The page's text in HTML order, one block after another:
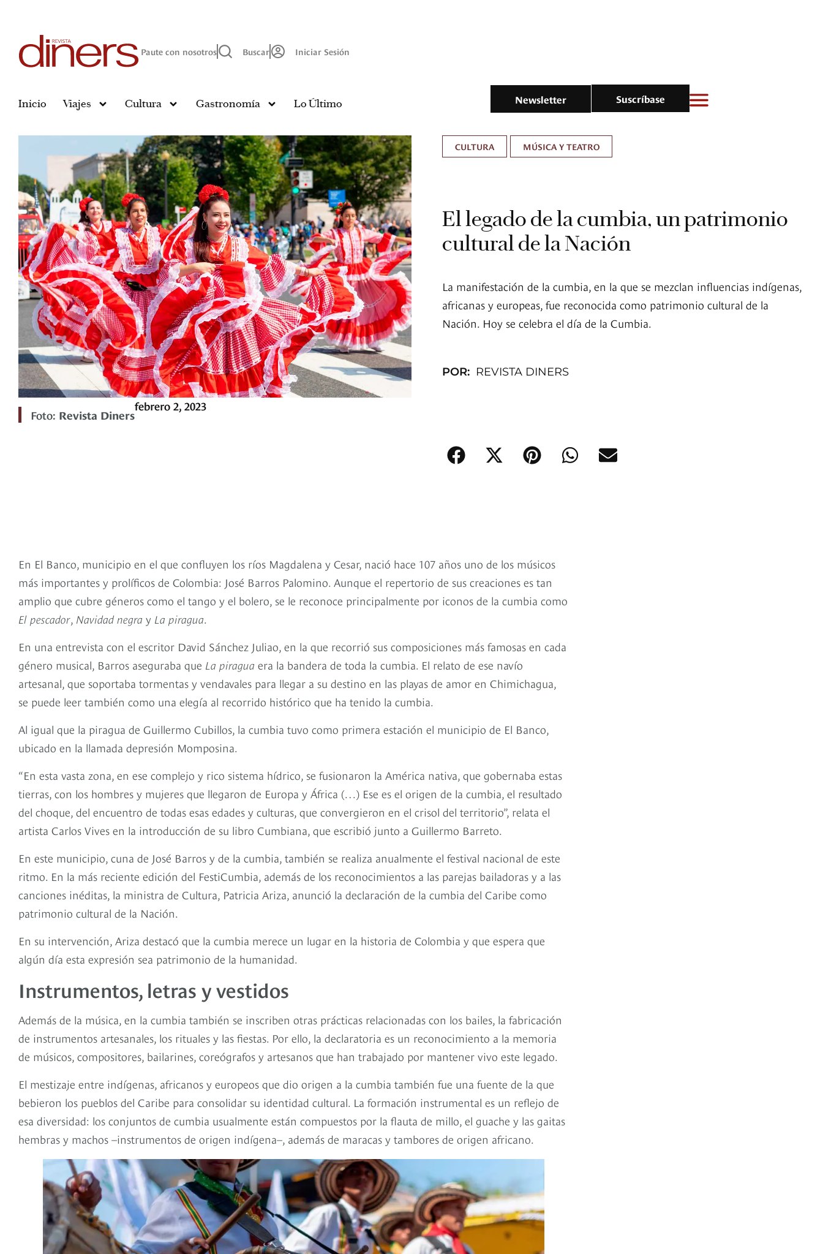
Paute con nosotros Buscar Iniciar Sesión
Inicio Viajes Cultura Gastronomía Lo Último Newsletter Suscríbase
Foto: Revista Diners
febrero 2, 2023
CULTURA MÚSICA Y TEATRO
El legado de la cumbia, un patrimonio
cultural de la Nación
La manifestación de la cumbia, en la que se mezclan influencias indígenas,
africanas y europeas, fue reconocida como patrimonio cultural de la
Nación. Hoy se celebra el día de la Cumbia.
POR: REVISTA DINERS
En El Banco, municipio en el que confluyen los ríos Magdalena y Cesar, nació hace 107 años uno de los músicos
más importantes y prolíficos de Colombia: José Barros Palomino. Aunque el repertorio de sus creaciones es tan
amplio que cubre géneros como el tango y el bolero, se le reconoce principalmente por iconos de la cumbia como
El pescador, Navidad negra y La piragua.
En una entrevista con el escritor David Sánchez Juliao, en la que recorrió sus composiciones más famosas en cada
género musical, Barros aseguraba que La piragua era la bandera de toda la cumbia. El relato de ese navío
artesanal, que soportaba tormentas y vendavales para llegar a su destino en las playas de amor en Chimichagua,
se puede leer también como una elegía al recorrido histórico que ha tenido la cumbia.
Al igual que la piragua de Guillermo Cubillos, la cumbia tuvo como primera estación el municipio de El Banco,
ubicado en la llamada depresión Momposina.
“En esta vasta zona, en ese complejo y rico sistema hídrico, se fusionaron la América nativa, que gobernaba estas
tierras, con los hombres y mujeres que llegaron de Europa y África (…) Ese es el origen de la cumbia, el resultado
del choque, del encuentro de todas esas edades y culturas, que convergieron en el crisol del territorio”, relata el
artista Carlos Vives en la introducción de su libro Cumbiana, que escribió junto a Guillermo Barreto.
En este municipio, cuna de José Barros y de la cumbia, también se realiza anualmente el festival nacional de este
ritmo. En la más reciente edición del FestiCumbia, además de los reconocimientos a las parejas bailadoras y a las
canciones inéditas, la ministra de Cultura, Patricia Ariza, anunció la declaración de la cumbia del Caribe como
patrimonio cultural de la Nación.
En su intervención, Ariza destacó que la cumbia merece un lugar en la historia de Colombia y que espera que
algún día esta expresión sea patrimonio de la humanidad.
Instrumentos, letras y vestidos
Además de la música, en la cumbia también se inscriben otras prácticas relacionadas con los bailes, la fabricación
de instrumentos artesanales, los rituales y las fiestas. Por ello, la declaratoria es un reconocimiento a la memoria
de músicos, compositores, bailarines, coreógrafos y artesanos que han trabajado por mantener vivo este legado.
El mestizaje entre indígenas, africanos y europeos que dio origen a la cumbia también fue una fuente de la que
bebieron los pueblos del Caribe para consolidar su identidad cultural. La formación instrumental es un reflejo de
esa diversidad: los conjuntos de cumbia usualmente están compuestos por la flauta de millo, el guache y las gaitas
hembras y machos –instrumentos de origen indígena–, además de maracas y tambores de origen africano.